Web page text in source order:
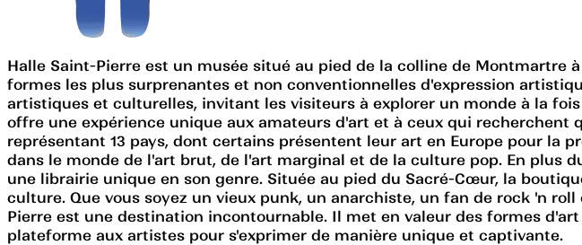
Halle Saint-Pierre est un musée situé au pied de la colline de
formes les plus surprenantes et non conventionnelles d'expression
artistiques et culturelles, invitant les visiteurs à explorer un monde à la
offre une expérience unique aux amateurs d'art et à ceux qui
représentant 13 pays, dont certains présentent leur art en Europe pour la
dans le monde de l'art brut, de l'art marginal et de la culture pop. En plus
une librairie unique en son genre. Située au pied du Sacré-Cœur, la
culture. Que vous soyez un vieux punk, un anarchiste, un fan de rock 'n
Pierre est une destination incontournable. Il met en valeur des formes
plateforme aux artistes pour s'exprimer de manière unique et captivante.